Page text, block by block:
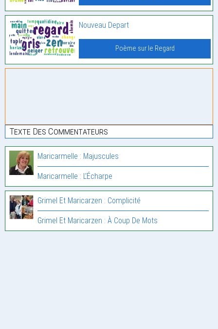
Nouveau Depart
Poème sur le Regard
Texte Des Commentateurs
Maricarmelle : Majuscules
Maricarmelle : L’Écharpe
Grimel Et Maricarzen : Complicité
Grimel Et Maricarzen : À Coup De Mots